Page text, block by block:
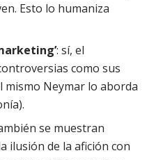
Esto lo humaniza
: sí, el
como sus
mismo Neymar lo aborda
se muestran
ilusión de la afición con